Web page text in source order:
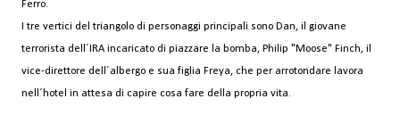
Ferro.
I tre vertici del triangolo di personaggi principali sono Dan, il giovane
terrorista dell´IRA incaricato di piazzare la bomba, Philip "Moose" Finch, il
vice-direttore dell´albergo e sua figlia Freya, che per arrotondare lavora
nell´hotel in attesa di capire cosa fare della propria vita.